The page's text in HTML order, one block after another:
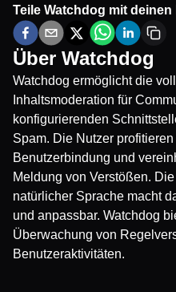
Teile Watchdog mit deinen
Über Watchdog
Watchdog ermöglicht die
Inhaltsmoderation für
konfigurierenden
Spam. Die Nutzer
Benutzerbindung und
Meldung von Verstößen.
natürlicher Sprache macht
und anpassbar. Watchdog
Überwachung von
Benutzeraktivitäten.